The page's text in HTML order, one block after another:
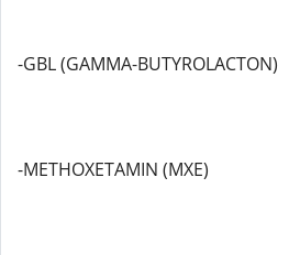
-GBL (GAMMA-BUTYROLACTON)
-METHOXETAMIN (MXE)